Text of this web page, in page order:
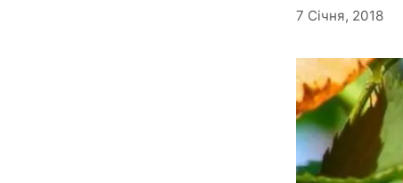
7 Січня, 2018